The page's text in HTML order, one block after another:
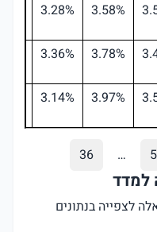
3.58%
3.28%
3.78%
3.36%
3.97%
3.14%
5
…
36
למדד
לצפייה בנתונים